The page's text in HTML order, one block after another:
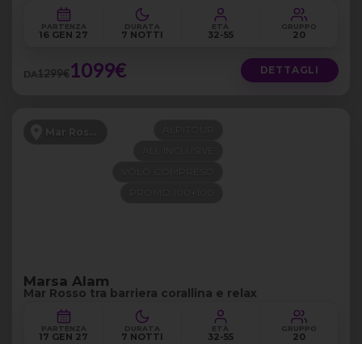
PARTENZA
16 GEN 27
DURATA
7 NOTTI
ETÀ
32-55
GRUPPO
20
DA1299€1099€ DETTAGLI
Mar Rosso
Marsa Alam
Mar Rosso tra barriera corallina e relax
PARTENZA
17 GEN 27
DURATA
7 NOTTI
ETÀ
32-55
GRUPPO
20